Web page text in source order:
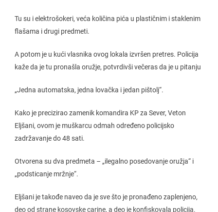
Tu su i elektrošokeri, veća količina pića u plastičnim i staklenim
flašama i drugi predmeti.
A potom je u kući vlasnika ovog lokala izvršen pretres. Policija
kaže da je tu pronašla oružje, potvrdivši večeras da je u pitanju
„Jedna automatska, jedna lovačka i jedan pištolj“.
Kako je precizirao zamenik komandira KP za Sever, Veton
Eljšani, ovom je muškarcu odmah određeno policijsko
zadržavanje do 48 sati.
Otvorena su dva predmeta – „ilegalno posedovanje oružja“ i
„podsticanje mržnje“.
Eljšani je takođe naveo da je sve što je pronađeno zaplenjeno,
deo od strane kosovske carine, a deo je konfiskovala policija.